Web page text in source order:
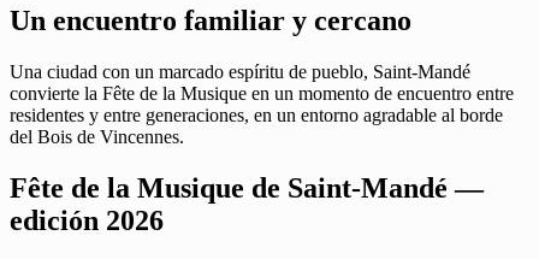
Un encuentro familiar y cercano
Una ciudad con un marcado espíritu de pueblo, Saint-Mandé
convierte la Fête de la Musique en un momento de encuentro entre
residentes y entre generaciones, en un entorno agradable al borde
del Bois de Vincennes.
Fête de la Musique de Saint-Mandé —
edición 2026